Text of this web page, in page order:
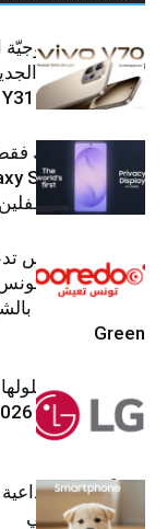
هواتفها الذكيّة
V70 وسلسلة Y31
شاشتك، لعينيك
من أعين المتطفلين
ضمن برنامج
Green
إل جي تقدم
معرض (KBIS) 2026 بفلوريدا
قريباً: تجربة
أجهزة جالاكسي